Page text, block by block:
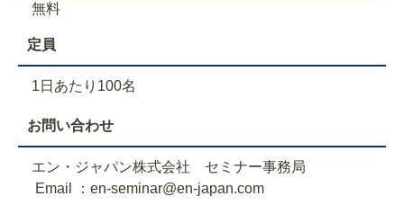
無料
定員
1日あたり100名
お問い合わせ
エン・ジャパン株式会社 セミナー事務局
Email ：en-seminar@en-japan.com